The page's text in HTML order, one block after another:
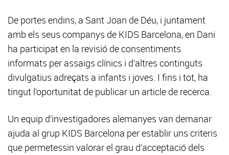
De portes endins, a Sant Joan de Déu, i juntament
amb els seus companys de KIDS Barcelona, en Dani
ha participat en la revisió de consentiments
informats per assaigs clínics i d’altres continguts
divulgatius adreçats a infants i joves. I fins i tot, ha
tingut l’oportunitat de publicar un article de recerca.
Un equip d’investigadores alemanyes van demanar
ajuda al grup KIDS Barcelona per establir uns criteris
que permetessin valorar el grau d’acceptació dels